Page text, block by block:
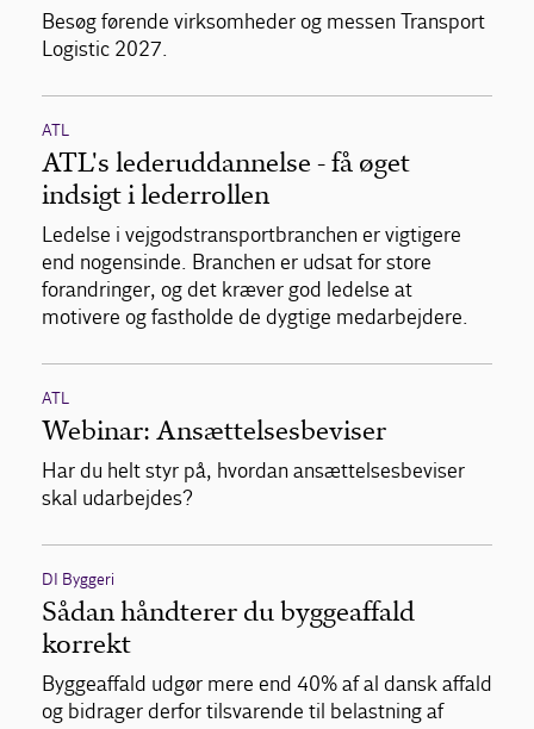
Besøg førende virksomheder og messen Transport
Logistic 2027.
ATL
ATL's lederuddannelse - få øget
indsigt i lederrollen
Ledelse i vejgodstransportbranchen er vigtigere
end nogensinde. Branchen er udsat for store
forandringer, og det kræver god ledelse at
motivere og fastholde de dygtige medarbejdere.
ATL
Webinar: Ansættelsesbeviser
Har du helt styr på, hvordan ansættelsesbeviser
skal udarbejdes?
DI Byggeri
Sådan håndterer du byggeaffald
korrekt
Byggeaffald udgør mere end 40% af al dansk affald
og bidrager derfor tilsvarende til belastning af